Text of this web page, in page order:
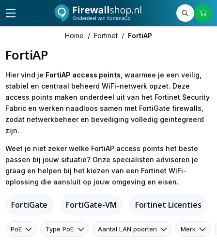
Home / Fortinet / FortiAP
FortiAP
Hier vind je FortiAP access points , waarmee je een veilig,
stabiel en centraal beheerd WiFi-netwerk opzet. Deze
access points maken onderdeel uit van het Fortinet Security
Fabric en werken naadloos samen met FortiGate firewalls,
zodat netwerkbeheer en beveiliging volledig geïntegreerd
zijn.
Weet je niet zeker welke FortiAP access points het beste
passen bij jouw situatie? Onze specialisten adviseren je
graag en helpen bij het kiezen van een Fortinet WiFi-
oplossing die aansluit op jouw omgeving en eisen.
FortiGate FortiGate-VM Fortinet Licenties
PoE Type PoE Aantal LAN poorten Merk